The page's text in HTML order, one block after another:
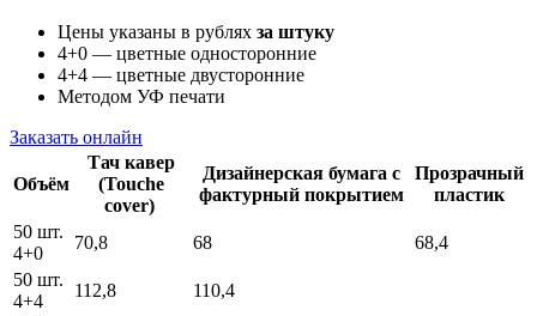
Цены указаны в рублях за штуку
4+0 — цветные односторонние
4+4 — цветные двусторонние
Методом УФ печати
Заказать онлайн
Объём
Тач кавер
(Touche
cover)
Дизайнерская бумага с
фактурный покрытием
Прозрачный
пластик
50 шт.
4+0
70,8 68
68,4
50 шт.
4+4
112,8
110,4